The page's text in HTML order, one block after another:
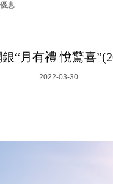
惠
“月有禮 悅驚喜
2022-03-30